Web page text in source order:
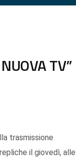
TV”
trasmissione
il giovedì, alle